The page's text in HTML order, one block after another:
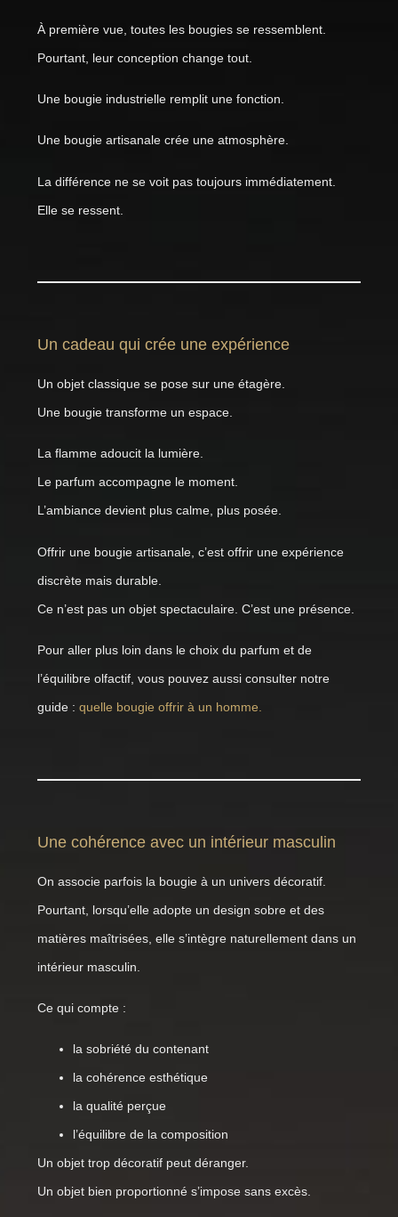
À première vue, toutes les bougies se ressemblent.
Pourtant, leur conception change tout.
Une bougie industrielle remplit une fonction.
Une bougie artisanale crée une atmosphère.
La différence ne se voit pas toujours immédiatement.
Elle se ressent.
Un cadeau qui crée une expérience
Un objet classique se pose sur une étagère.
Une bougie transforme un espace.
La flamme adoucit la lumière.
Le parfum accompagne le moment.
L’ambiance devient plus calme, plus posée.
Offrir une bougie artisanale, c’est offrir une expérience
discrète mais durable.
Ce n’est pas un objet spectaculaire. C’est une présence.
Pour aller plus loin dans le choix du parfum et de
l’équilibre olfactif, vous pouvez aussi consulter notre
guide : quelle bougie offrir à un homme.
Une cohérence avec un intérieur masculin
On associe parfois la bougie à un univers décoratif.
Pourtant, lorsqu’elle adopte un design sobre et des
matières maîtrisées, elle s’intègre naturellement dans un
intérieur masculin.
Ce qui compte :
la sobriété du contenant
la cohérence esthétique
la qualité perçue
l’équilibre de la composition
Un objet trop décoratif peut déranger.
Un objet bien proportionné s’impose sans excès.